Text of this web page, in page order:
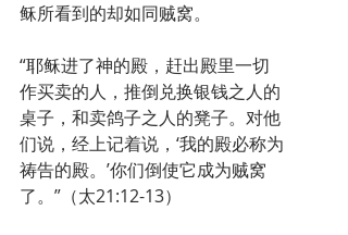
稣所看到的却如同贼窝。
“耶稣进了神的殿，赶出殿里一切
作买卖的人，推倒兑换银钱之人的
桌子，和卖鸽子之人的凳子。对他
们说，经上记着说，‘我的殿必称为
祷告的殿。’你们倒使它成为贼窝
了。”（太21:12-13）